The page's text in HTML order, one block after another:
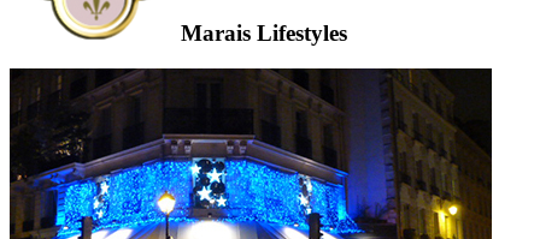
Marais Lifestyles